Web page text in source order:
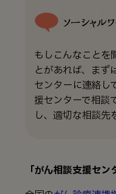
もしこんなことを
とがあれば、まず
センターに連絡し
援センターで相談
し、適切な相談先
「がん相談支援セン